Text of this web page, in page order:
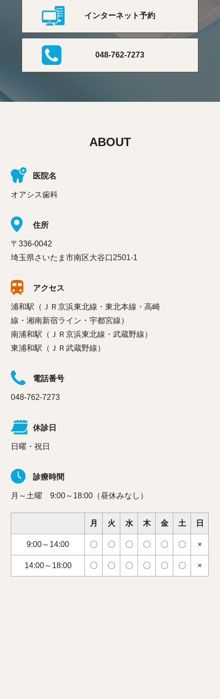
インターネット予約
048-762-7273
ABOUT
医院名
オアシス歯科
住所
〒336-0042
埼玉県さいたま市南区大谷口2501-1
アクセス
浦和駅（ＪＲ京浜東北線・東北本線・高崎
線・湘南新宿ライン・宇都宮線）
南浦和駅（ＪＲ京浜東北線・武蔵野線）
東浦和駅（ＪＲ武蔵野線）
電話番号
048-762-7273
休診日
日曜・祝日
診療時間
月～土曜 9:00～18:00（昼休みなし）
月 火 水 木 金 土 日
9:00～14:00 〇 〇 〇 〇 〇 〇 ×
14:00～18:00 〇 〇 〇 〇 〇 〇 ×